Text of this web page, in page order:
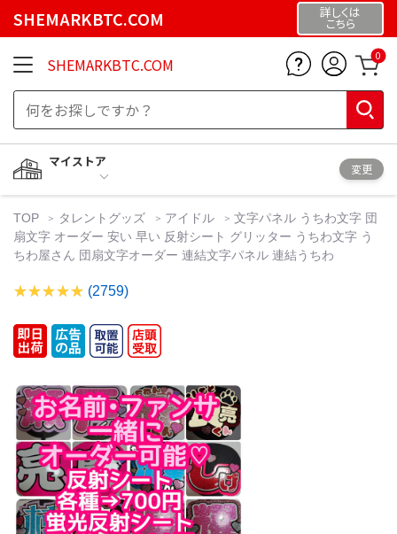
SHEMARKBTC.COM 詳しくは
こちら
SHEMARKBTC.COM 0
マイストア
変更
TOP タレントグッズ アイドル
文字パネル うちわ文字 団
扇文字 オーダー 安い 早い 反射シート グリッター うちわ文字 う
ちわ屋さん 団扇文字オーダー 連結文字パネル 連結うちわ
(2759)